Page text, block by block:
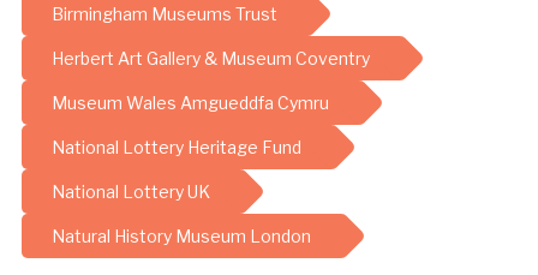
Birmingham Museums Trust
Herbert Art Gallery & Museum Coventry
Museum Wales Amgueddfa Cymru
National Lottery Heritage Fund
National Lottery UK
Natural History Museum London